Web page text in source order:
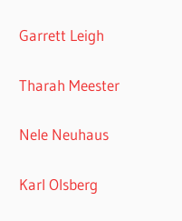
Garrett Leigh
Tharah Meester
Nele Neuhaus
Karl Olsberg